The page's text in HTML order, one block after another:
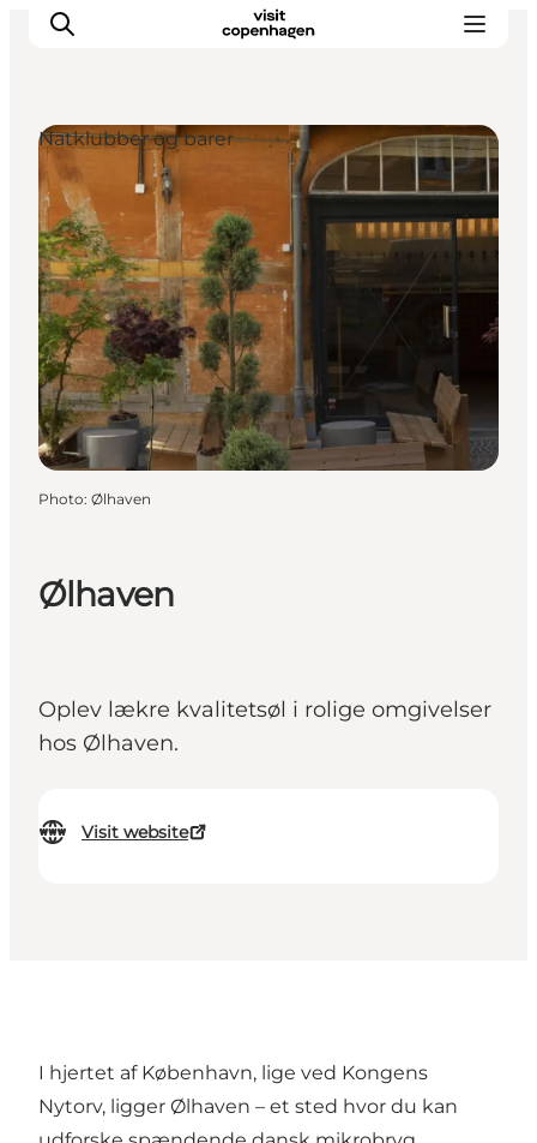
Aktiviteter
Mat och dryck
Planera din resa
Ølhaven
Oplev lækre kvalitetsøl i rolige omgivelser
hos Ølhaven.
Visit website
Natklubber og barer
Photo: Ølhaven
I hjertet af København, lige ved Kongens
Nytorv, ligger Ølhaven – et sted hvor du kan